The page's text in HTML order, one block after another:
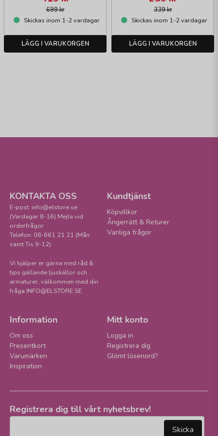
699 kr
Skickas inom 1-2 vardagar
LÄGG I VARUKORGEN
339 kr
Skickas inom 1-2 vardagar
LÄGG I VARUKORGEN
KONTAKTA OSS
E-post: info@elstore.se
(Vardagar 8-16) Mejla vid
orderfrågor
Telefon: 08-661 21 21 (Mån
samt Tis 9-12)
Vi hjälper er gärna med råd &
tips gällande ljuskällor och
armaturer, välkommen med din
fråga INFO@ELSTORE.SE
Kundtjänst
Köpvillkor
Ångerrätt & Returer
Vanliga frågor
Information
Om oss
Presentkort
Varumärken
Inspiration
Mitt konto
Logga in
Registrera dig
Glömt lösenord?
Registrera dig till vårt nyhetsbrev!
Skicka